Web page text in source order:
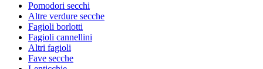
Pomodori secchi
Altre verdure secche
Fagioli borlotti
Fagioli cannellini
Altri fagioli
Fave secche